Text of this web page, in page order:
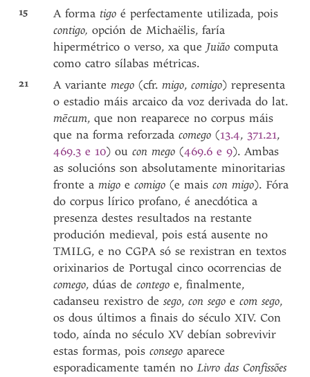
15 A formatigoé perfectamente utilizada, pois
contigo,opción de Michaëlis, faría
hipermétrico o verso, xa que Juiãocomputa
como catro sílabas métricas.
21 A variantemego(cfr.migo,comigo) representa
o estadio máis arcaico da voz derivada do lat.
mēcum, que non reaparece no corpus máis
que na forma reforzadacomego(13.4, 371.21,
469.3 e 10) oucon mego(469.6 e 9). Ambas
as solucións son absolutamente minoritarias
fronte amigoecomigo (e maiscon migo). Fóra
do corpus lírico profano, é anecdótica a
presenza destes resultados na restante
produción medieval, pois está ausente no
TMILG, e no CGPA só se rexistran en textos
orixinarios de Portugal cinco ocorrencias de
comego, dúas decontegoe, finalmente,
cadanseu rexistro desego,con segoecom sego,
os dous últimos a finais do século XIV. Con
todo, aínda no século XV debían sobrevivir
estas formas, poisconsegoaparece
esporadicamente tamén noLivro das Confissões